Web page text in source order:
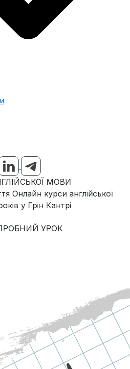
МОВИ
Онлайн курси англійської
у Грін Кантрі
УРОК